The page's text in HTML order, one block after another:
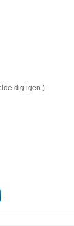
dig igen.)